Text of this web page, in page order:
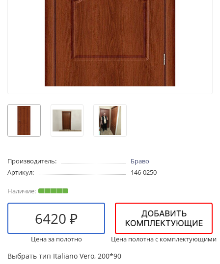
Производитель:
Браво
Артикул:
146-0250
6420 ₽
Цена за полотно Цена полотна с комплектующими
Выбрать тип Italiano Vero, 200*90